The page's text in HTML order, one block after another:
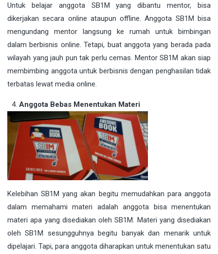
Untuk belajar anggota SB1M yang dibantu mentor, bisa
dikerjakan secara online ataupun offline. Anggota SB1M bisa
mengundang mentor langsung ke rumah untuk bimbingan
dalam berbisnis online. Tetapi, buat anggota yang berada pada
wilayah yang jauh pun tak perlu cemas. Mentor SB1M akan siap
membimbing anggota untuk berbisnis dengan penghasilan tidak
terbatas lewat media online.
Anggota Bebas Menentukan Materi
Kelebihan SB1M yang akan begitu memudahkan para anggota
dalam memahami materi adalah anggota bisa menentukan
materi apa yang disediakan oleh SB1M. Materi yang disediakan
oleh SB1M sesungguhnya begitu banyak dan menarik untuk
dipelajari. Tapi, para anggota diharapkan untuk menentukan satu